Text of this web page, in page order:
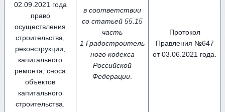
02.09.2021 года
право
осуществления
строительства,
реконструкции,
капитального
ремонта, сноса
объектов
капитального
строительства.
в соответствии
со статьей 55.15
часть
1 Градостроитель
ного кодекса
Российской
Федерации
Протокол
Правления №647
от 03.06.2021 года.